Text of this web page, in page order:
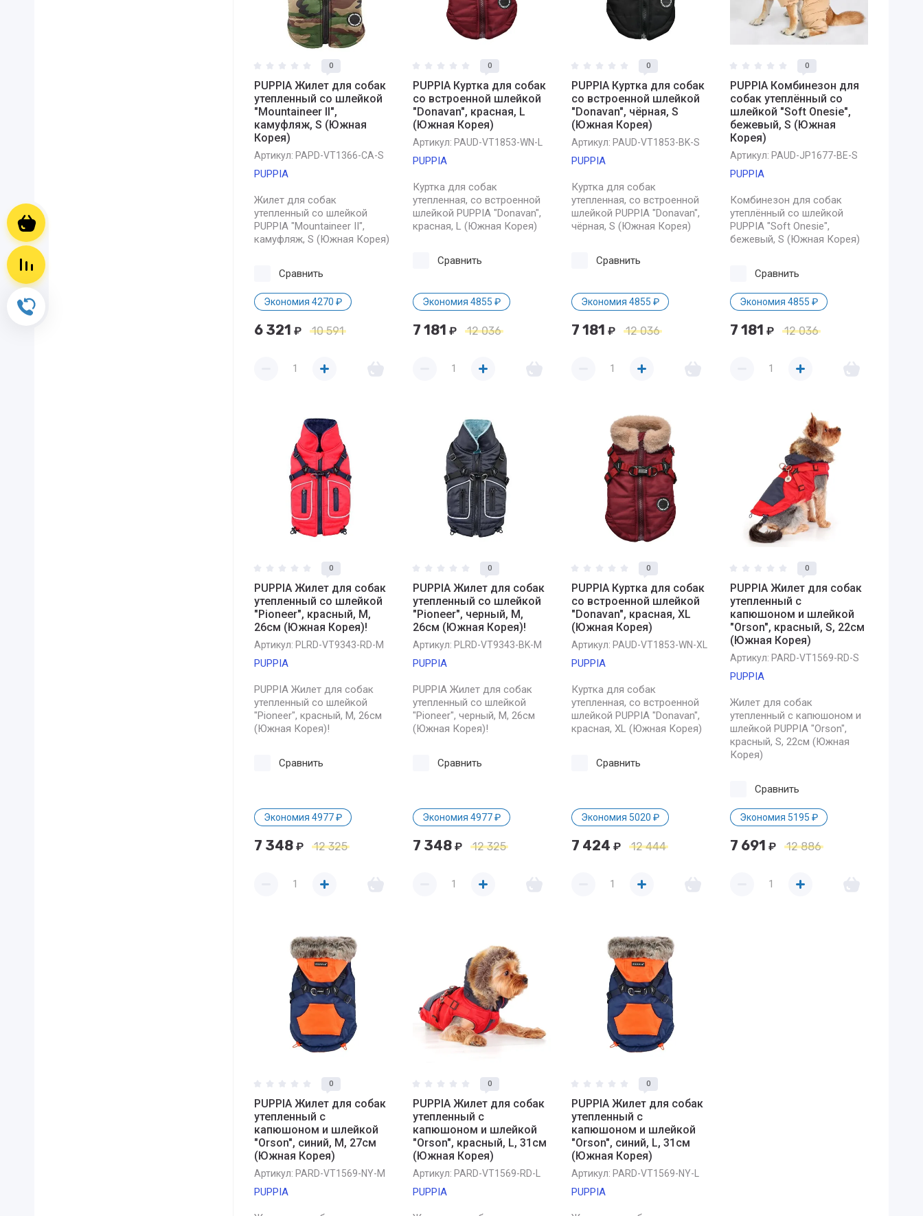
0
PUPPIA Жилет для собак
утепленный со шлейкой
"Mountaineer II",
камуфляж, S (Южная
Корея)
Артикул: PAPD-VT1366-CA-S
PUPPIA
Жилет для собак
утепленный со шлейкой
PUPPIA "Mountaineer II",
камуфляж, S (Южная Корея)
Сравнить
Экономия 4270 ₽
6 321 ₽ 10 591
0
PUPPIA Куртка для собак
со встроенной шлейкой
"Donavan", красная, L
(Южная Корея)
Артикул: PAUD-VT1853-WN-L
PUPPIA
Куртка для собак
утепленная, со встроенной
шлейкой PUPPIA "Donavan",
красная, L (Южная Корея)
Сравнить
Экономия 4855 ₽
7 181 ₽ 12 036
0
PUPPIA Куртка для собак
со встроенной шлейкой
"Donavan", чёрная, S
(Южная Корея)
Артикул: PAUD-VT1853-BK-S
PUPPIA
Куртка для собак
утепленная, со встроенной
шлейкой PUPPIA "Donavan",
чёрная, S (Южная Корея)
Сравнить
Экономия 4855 ₽
7 181 ₽ 12 036
0
PUPPIA Комбинезон для
собак утеплённый со
шлейкой "Soft Onesie",
бежевый, S (Южная
Корея)
Артикул: PAUD-JP1677-BE-S
PUPPIA
Комбинезон для собак
утеплённый со шлейкой
PUPPIA "Soft Onesie",
бежевый, S (Южная Корея)
Сравнить
Экономия 4855 ₽
7 181 ₽ 12 036
0
PUPPIA Жилет для собак
утепленный со шлейкой
"Pioneer", красный, M,
26см (Южная Корея)!
Артикул: PLRD-VT9343-RD-M
PUPPIA
PUPPIA Жилет для собак
утепленный со шлейкой
"Pioneer", красный, M, 26см
(Южная Корея)!
Сравнить
Экономия 4977 ₽
7 348 ₽ 12 325
0
PUPPIA Жилет для собак
утепленный со шлейкой
"Pioneer", черный, M,
26см (Южная Корея)!
Артикул: PLRD-VT9343-BK-M
PUPPIA
PUPPIA Жилет для собак
утепленный со шлейкой
"Pioneer", черный, M, 26см
(Южная Корея)!
Сравнить
Экономия 4977 ₽
7 348 ₽ 12 325
0
PUPPIA Куртка для собак
со встроенной шлейкой
"Donavan", красная, XL
(Южная Корея)
Артикул: PAUD-VT1853-WN-XL
PUPPIA
Куртка для собак
утепленная, со встроенной
шлейкой PUPPIA "Donavan",
красная, XL (Южная Корея)
Сравнить
Экономия 5020 ₽
7 424 ₽ 12 444
0
PUPPIA Жилет для собак
утепленный с
капюшоном и шлейкой
"Orson", красный, S, 22см
(Южная Корея)
Артикул: PARD-VT1569-RD-S
PUPPIA
Жилет для собак
утепленный с капюшоном и
шлейкой PUPPIA "Orson",
красный, S, 22см (Южная
Корея)
Сравнить
Экономия 5195 ₽
7 691 ₽ 12 886
0
PUPPIA Жилет для собак
утепленный с
капюшоном и шлейкой
"Orson", синий, M, 27см
(Южная Корея)
Артикул: PARD-VT1569-NY-M
PUPPIA
0
PUPPIA Жилет для собак
утепленный с
капюшоном и шлейкой
"Orson", красный, L, 31см
(Южная Корея)
Артикул: PARD-VT1569-RD-L
PUPPIA
0
PUPPIA Жилет для собак
утепленный с
капюшоном и шлейкой
"Orson", синий, L, 31см
(Южная Корея)
Артикул: PARD-VT1569-NY-L
PUPPIA